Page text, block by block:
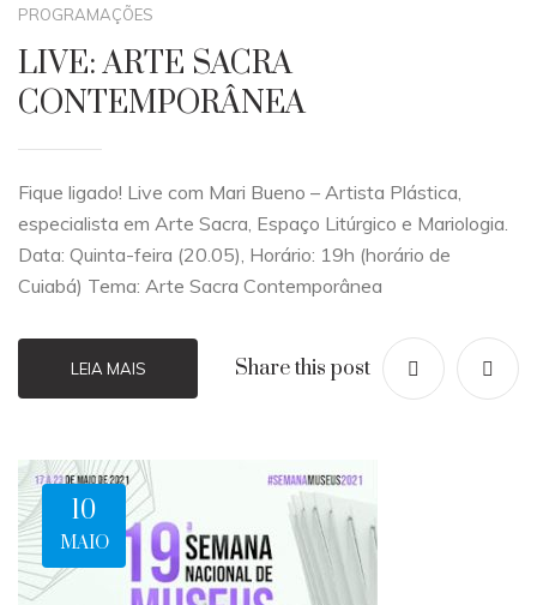
PROGRAMAÇÕES
LIVE: ARTE SACRA
CONTEMPORÂNEA
Fique ligado! Live com Mari Bueno – Artista Plástica,
especialista em Arte Sacra, Espaço Litúrgico e Mariologia.
Data: Quinta-feira (20.05), Horário: 19h (horário de
Cuiabá) Tema: Arte Sacra Contemporânea
LEIA MAIS Share this post
10
MAIO